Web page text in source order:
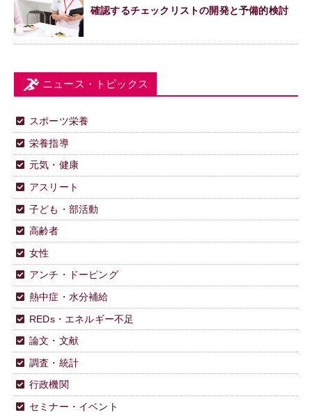
確認するチェックリストの開発と予備的検討
ニュース・トピックス
スポーツ栄養
栄養指導
元気・健康
アスリート
子ども・部活動
高齢者
女性
アンチ・ドーピング
熱中症・水分補給
REDs・エネルギー不足
論文・文献
調査・統計
行政機関
セミナー・イベント